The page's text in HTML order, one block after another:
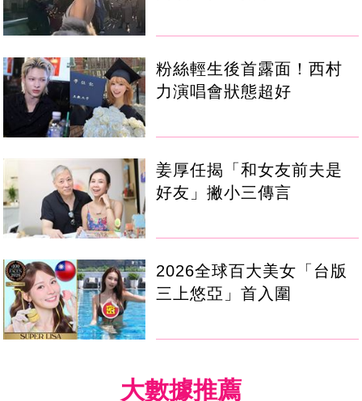
粉絲輕生後首露面！西村
力演唱會狀態超好
姜厚任揭「和女友前夫是
好友」撇小三傳言
2026全球百大美女「台版
三上悠亞」首入圍
大數據推薦